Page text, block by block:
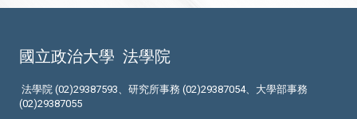
國立政治大學 法學院
法學院 (02)29387593、研究所事務 (02)29387054、大學部事務
(02)29387055